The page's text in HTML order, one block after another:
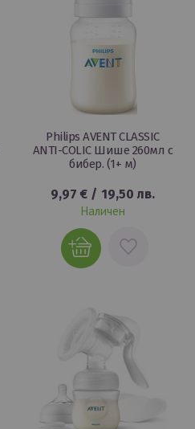
Philips AVENT CLASSIC
ANTI-COLIC Шише 260мл с
бибер. (1+ м)
9,97 € / 19,50 лв.
Наличен
ДОБАВИ